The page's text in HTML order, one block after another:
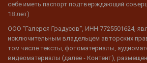
себе иметь паспорт подтверждающий
18 лет)
ООО "Галерея Градусов", ИНН 7725501624,
исключительным владельцем авторских
том числе тексты, фотоматериалы,
видеоматериалы (далее - Контент),